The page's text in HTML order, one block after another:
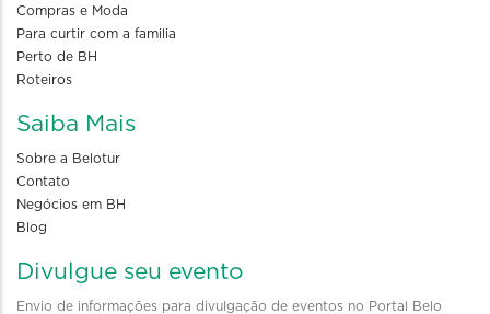
Compras e Moda
Para curtir com a familia
Perto de BH
Roteiros
Saiba Mais
Sobre a Belotur
Contato
Negócios em BH
Blog
Divulgue seu evento
Envio de informações para divulgação de eventos no Portal Belo